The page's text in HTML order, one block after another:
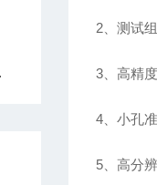
2、测试
3、高精
4、小孔
5、高分